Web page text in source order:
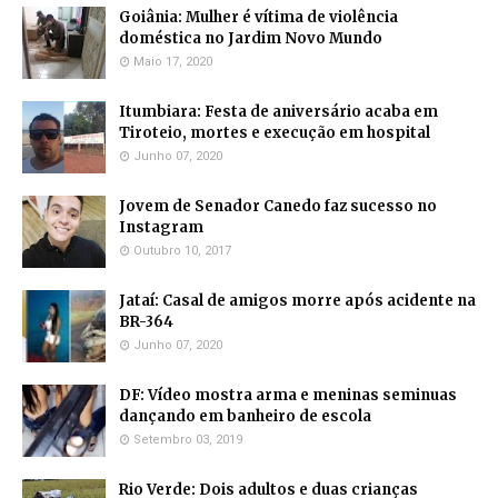
Goiânia: Mulher é vítima de violência
doméstica no Jardim Novo Mundo
Maio 17, 2020
Itumbiara: Festa de aniversário acaba em
Tiroteio, mortes e execução em hospital
Junho 07, 2020
Jovem de Senador Canedo faz sucesso no
Instagram
Outubro 10, 2017
Jataí: Casal de amigos morre após acidente na
BR-364
Junho 07, 2020
DF: Vídeo mostra arma e meninas seminuas
dançando em banheiro de escola
Setembro 03, 2019
Rio Verde: Dois adultos e duas crianças